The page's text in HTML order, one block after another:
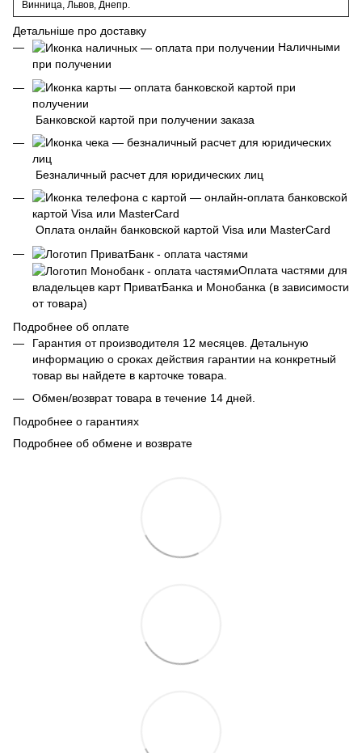
Винница, Львов, Днепр.
Детальніше про доставку
Наличными
при получении
Банковской картой при получении заказа
Безналичный расчет для юридических лиц
Оплата онлайн банковской картой Visa или MasterCard
Оплата частями для
владельцев карт ПриватБанка и Монобанка (в зависимости
от товара)
Подробнее об оплате
Гарантия от производителя 12 месяцев. Детальную
информацию о сроках действия гарантии на конкретный
товар вы найдете в карточке товара.
Обмен/возврат товара в течение 14 дней.
Подробнее о гарантиях
Подробнее об обмене и возврате